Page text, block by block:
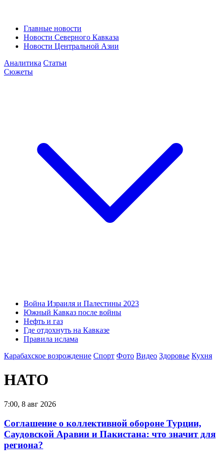
Главные новости
Новости Северного Кавказа
Новости Центральной Азии
Аналитика Статьи
Сюжеты
Война Израиля и Палестины 2023
Южный Кавказ после войны
Нефть и газ
Где отдохнуть на Кавказе
Правила ислама
Карабахское возрождение Спорт Фото Видео Здоровье Кухня
НАТО
7:00, 8 авг 2026
Соглашение о коллективной обороне Турции,
Саудовской Аравии и Пакистана: что значит для
региона?